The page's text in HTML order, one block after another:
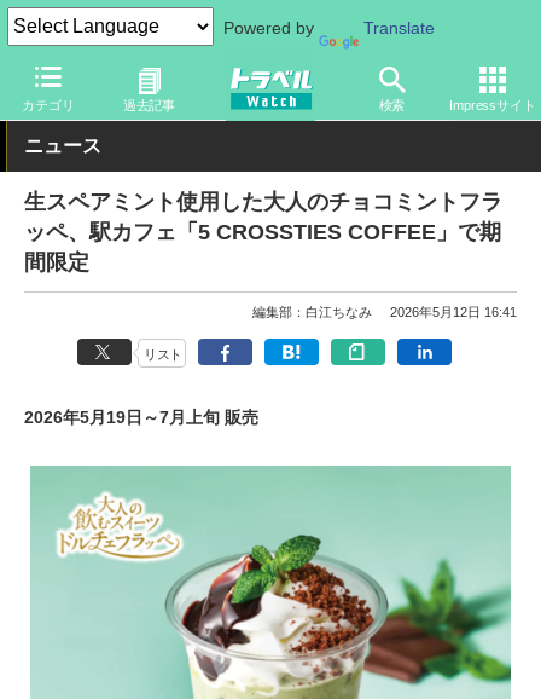
Powered by Translate
カテゴリ 過去記事 検索 Impressサイト
トラベル Watch 旅の方法 鉄旅 駅ビル・エキナカ
ニュース
生スペアミント使用した大人のチョコミントフラ
ッペ、駅カフェ「5 CROSSTIES COFFEE」で期
間限定
編集部：白江ちなみ 2026年5月12日 16:41
リスト
2026年5月19日～7月上旬 販売